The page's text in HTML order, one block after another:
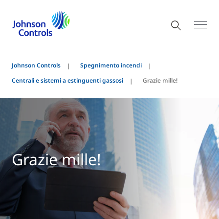
Johnson Controls
Spegnimento incendi
Centrali e sistemi a estinguenti gassosi
Grazie mille!
Grazie mille!